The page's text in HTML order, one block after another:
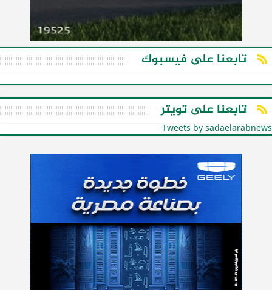
تابعنا على فيسبوك
تابعنا على تويتر
Tweets by sadaelarabnews